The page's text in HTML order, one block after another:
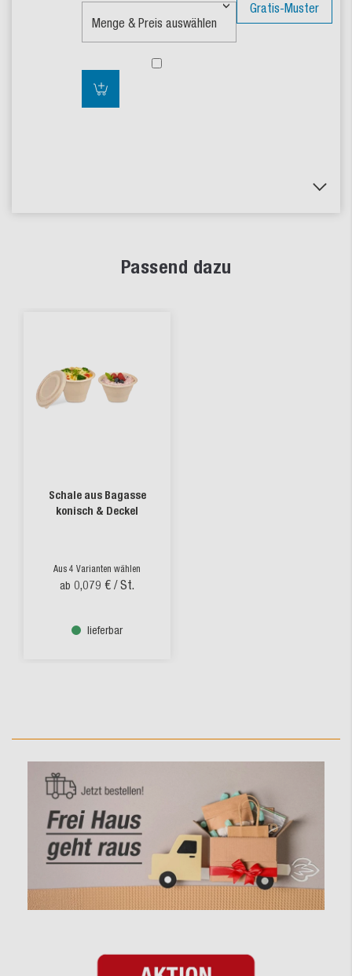
Gratis-Muster
Passend dazu
Schale aus Bagasse
konisch & Deckel
Aus 4 Varianten wählen
ab 0,079 € / St.
lieferbar